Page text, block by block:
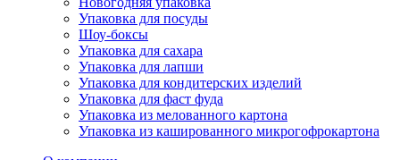
Упаковка для посуды
Шоу-боксы
Упаковка для сахара
Упаковка для лапши
Упаковка для кондитерских изделий
Упаковка для фаст фуда
Упаковка из мелованного картона
Упаковка из кашированного микрогофрокартона